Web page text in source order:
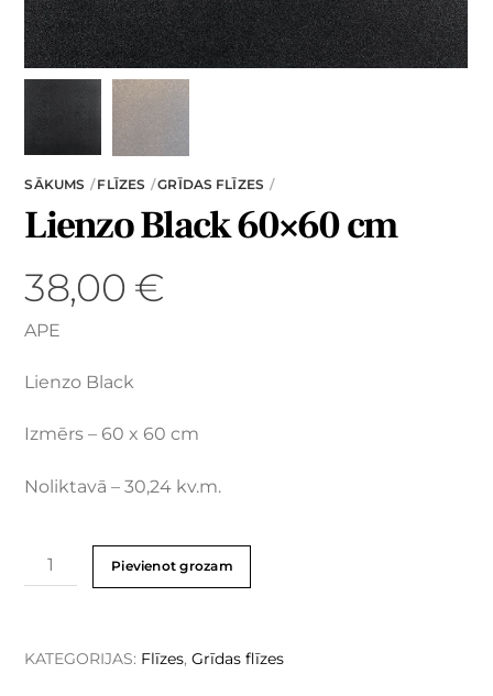
SĀKUMS FLĪZES GRĪDAS FLĪZES
Lienzo Black 60×60 cm
38,00 €
APE
Lienzo Black
Izmērs – 60 x 60 cm
Noliktavā – 30,24 kv.m.
Pievienot grozam
KATEGORIJAS: Flīzes,Grīdas flīzes